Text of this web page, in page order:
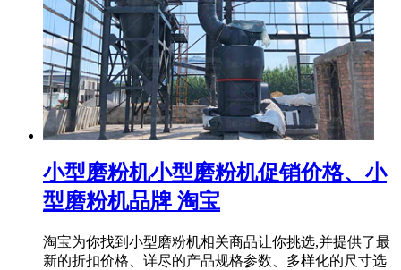
小型磨粉机小型磨粉机促销价格、小
型磨粉机品牌 淘宝
淘宝为你找到小型磨粉机相关商品让你挑选,并提供了最
新的折扣价格、详尽的产品规格参数、多样化的尺寸选